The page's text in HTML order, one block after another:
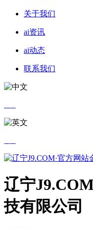
关于我们
ai资讯
ai动态
联系我们
辽宁
技有限公司